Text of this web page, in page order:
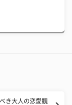
き大人の恋愛観